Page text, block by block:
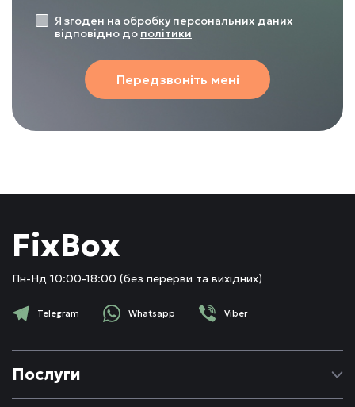
Я згоден на обробку персональних даних
відповідно до політики
Передзвоніть мені
FixBox
Пн-Нд 10:00-18:00 (без перерви та вихідних)
Telegram Whatsapp Viber
Послуги